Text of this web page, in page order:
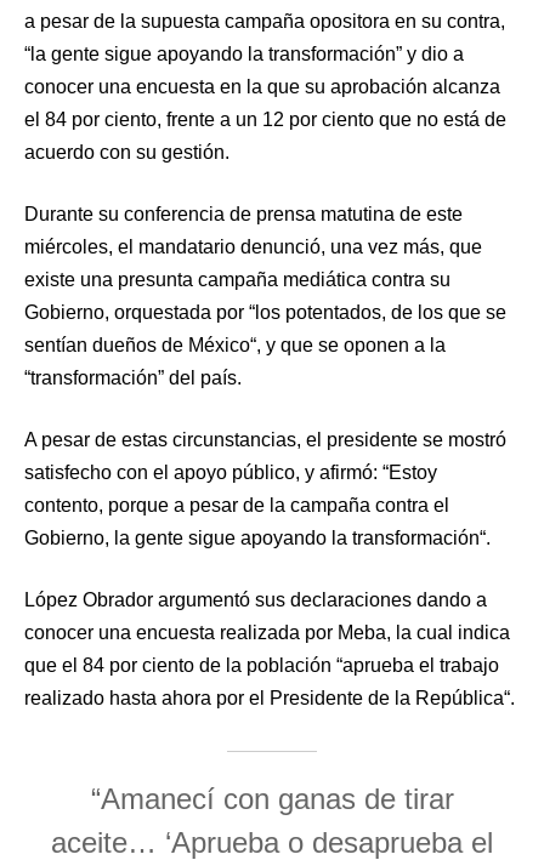
a pesar de la supuesta campaña opositora en su contra,
“la gente sigue apoyando la transformación” y dio a
conocer una encuesta en la que su aprobación alcanza
el 84 por ciento, frente a un 12 por ciento que no está de
acuerdo con su gestión.
Durante su conferencia de prensa matutina de este
miércoles, el mandatario denunció, una vez más, que
existe una presunta campaña mediática contra su
Gobierno, orquestada por “los potentados, de los que se
sentían dueños de México“, y que se oponen a la
“transformación” del país.
A pesar de estas circunstancias, el presidente se mostró
satisfecho con el apoyo público, y afirmó: “Estoy
contento, porque a pesar de la campaña contra el
Gobierno, la gente sigue apoyando la transformación“.
López Obrador argumentó sus declaraciones dando a
conocer una encuesta realizada por Meba, la cual indica
que el 84 por ciento de la población “aprueba el trabajo
realizado hasta ahora por el Presidente de la República“.
“Amanecí con ganas de tirar
aceite… ‘Aprueba o desaprueba el